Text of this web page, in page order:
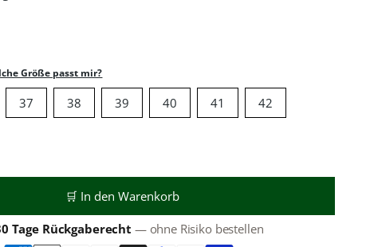
Größe passt mir?
37 38 39 40 41 42
🛒 In den Warenkorb
Tage Rückgaberecht — ohne Risiko bestellen